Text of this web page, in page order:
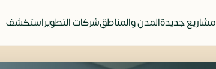
مشاريع جديدةالمدن والمناطقشركات التطويراستكشف